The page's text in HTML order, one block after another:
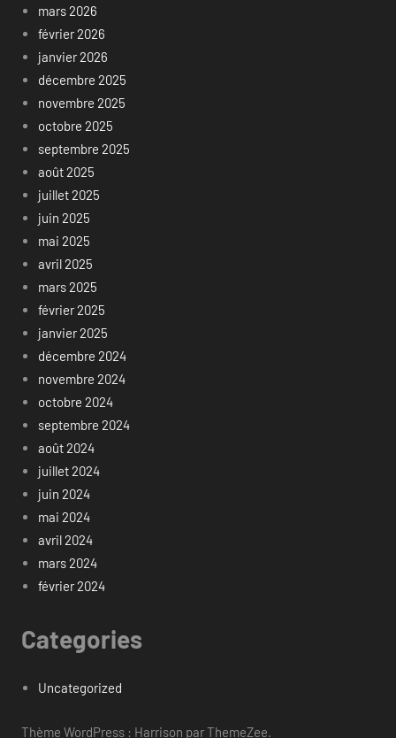
mars 2026
février 2026
janvier 2026
décembre 2025
novembre 2025
octobre 2025
septembre 2025
août 2025
juillet 2025
juin 2025
mai 2025
avril 2025
mars 2025
février 2025
janvier 2025
décembre 2024
novembre 2024
octobre 2024
septembre 2024
août 2024
juillet 2024
juin 2024
mai 2024
avril 2024
mars 2024
février 2024
Categories
Uncategorized
Thème WordPress : Harrison par ThemeZee.